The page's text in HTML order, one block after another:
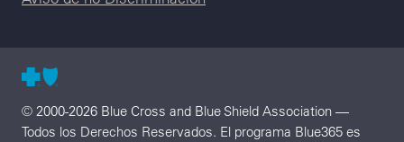
© 2000-2026 Blue Cross and Blue Shield Association —
Todos los Derechos Reservados. El programa Blue365 es